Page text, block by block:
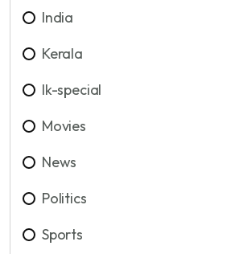
India
Kerala
lk-special
Movies
News
Politics
Sports